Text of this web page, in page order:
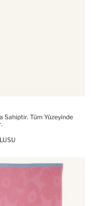
Sahiptir. Tüm Yüzeyinde